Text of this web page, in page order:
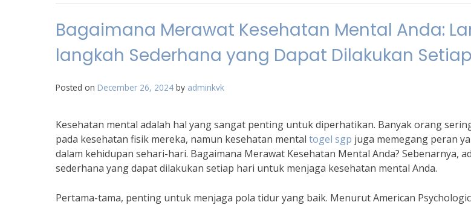
Bagaimana Merawat Kesehatan Mental Anda:
langkah Sederhana yang Dapat Dilakukan
Posted on December 26, 2024 by adminkvk
Kesehatan mental adalah hal yang sangat penting untuk diperhatikan. Banyak orang
pada kesehatan fisik mereka, namun kesehatan mental togel sgp juga memegang peran
dalam kehidupan sehari-hari. Bagaimana Merawat Kesehatan Mental Anda? Sebenarnya,
sederhana yang dapat dilakukan setiap hari untuk menjaga kesehatan mental Anda.
Pertama-tama, penting untuk menjaga pola tidur yang baik. Menurut American